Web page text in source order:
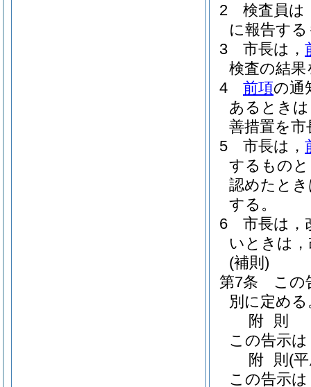
2
検査員は
に報告す
3
市長は，
検査の結
4
前項の通
あるとき
善措置を
5
市長は，
するもの
認めたと
する。
6
市長は，
いときは
(補則)
第7条
この
別に定める
附 則
この告示
附 則 (
この告示